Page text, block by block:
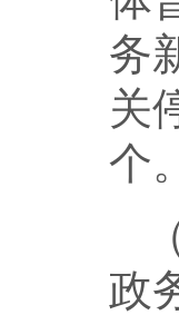
务
关
政